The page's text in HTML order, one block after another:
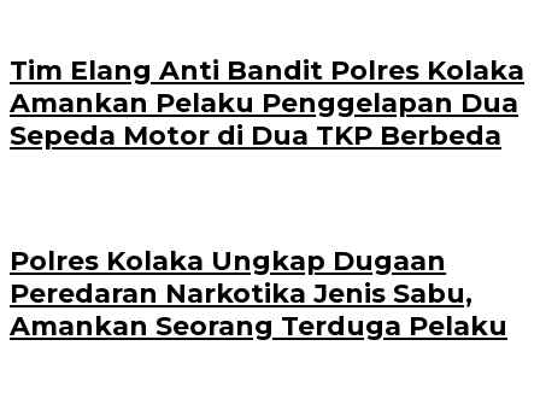
Tim Elang Anti Bandit Polres Kolaka
Amankan Pelaku Penggelapan Dua
Sepeda Motor di Dua TKP Berbeda
Polres Kolaka Ungkap Dugaan
Peredaran Narkotika Jenis Sabu,
Amankan Seorang Terduga Pelaku